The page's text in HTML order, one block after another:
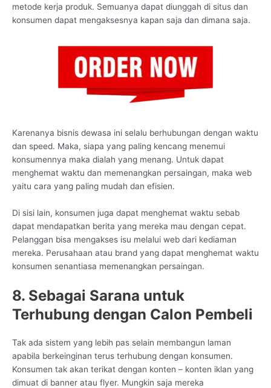
metode kerja produk. Semuanya dapat diunggah di situs dan
konsumen dapat mengaksesnya kapan saja dan dimana saja.
Karenanya bisnis dewasa ini selalu berhubungan dengan waktu
dan speed. Maka, siapa yang paling kencang menemui
konsumennya maka dialah yang menang. Untuk dapat
menghemat waktu dan memenangkan persaingan, maka web
yaitu cara yang paling mudah dan efisien.
Di sisi lain, konsumen juga dapat menghemat waktu sebab
dapat mendapatkan berita yang mereka mau dengan cepat.
Pelanggan bisa mengakses isu melalui web dari kediaman
mereka. Perusahaan atau brand yang dapat menghemat waktu
konsumen senantiasa memenangkan persaingan.
8. Sebagai Sarana untuk
Terhubung dengan Calon Pembeli
Tak ada sistem yang lebih pas selain membangun laman
apabila berkeinginan terus terhubung dengan konsumen.
Konsumen tak akan terikat dengan konten – konten iklan yang
dimuat di banner atau flyer. Mungkin saja mereka